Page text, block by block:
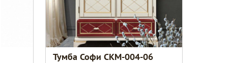
Тумба Софи СКМ-004-06